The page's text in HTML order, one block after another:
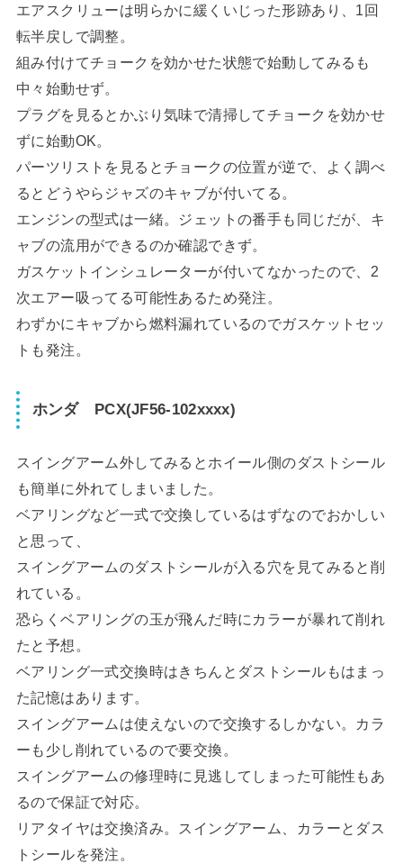
エアスクリューは明らかに緩くいじった形跡あり、1回
転半戻しで調整。
組み付けてチョークを効かせた状態で始動してみるも
中々始動せず。
プラグを見るとかぶり気味で清掃してチョークを効かせ
ずに始動OK。
パーツリストを見るとチョークの位置が逆で、よく調べ
るとどうやらジャズのキャブが付いてる。
エンジンの型式は一緒。ジェットの番手も同じだが、キ
ャブの流用ができるのか確認できず。
ガスケットインシュレーターが付いてなかったので、2
次エアー吸ってる可能性あるため発注。
わずかにキャブから燃料漏れているのでガスケットセッ
トも発注。
ホンダ PCX(JF56-102xxxx)
スイングアーム外してみるとホイール側のダストシール
も簡単に外れてしまいました。
ベアリングなど一式で交換しているはずなのでおかしい
と思って、
スイングアームのダストシールが入る穴を見てみると削
れている。
恐らくベアリングの玉が飛んだ時にカラーが暴れて削れ
たと予想。
ベアリング一式交換時はきちんとダストシールもはまっ
た記憶はあります。
スイングアームは使えないので交換するしかない。カラ
ーも少し削れているので要交換。
スイングアームの修理時に見逃してしまった可能性もあ
るので保証で対応。
リアタイヤは交換済み。スイングアーム、カラーとダス
トシールを発注。